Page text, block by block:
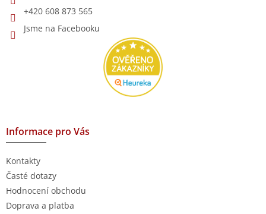
+420 608 873 565
Jsme na Facebooku
Informace pro Vás
Kontakty
Časté dotazy
Hodnocení obchodu
Doprava a platba